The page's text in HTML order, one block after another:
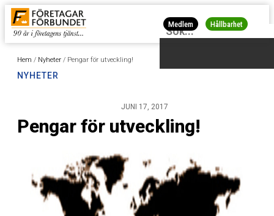
Medlem Hållbarhet
Hem / Nyheter / Pengar för utveckling!
NYHETER
JUNI 17, 2017
Pengar för utveckling!